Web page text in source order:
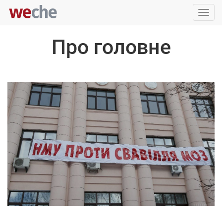
Про головне